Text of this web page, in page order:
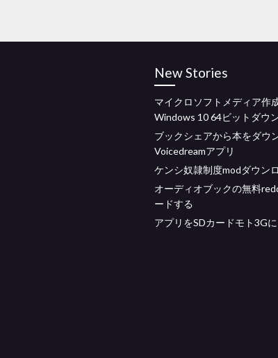
New Stories
マイクロソフトメディア作
Windows 10 64ビットダウ
ブックシェアから本をダウ
Voicedreamアプリ
ケンシ奴隷制度modダウン
オーディオブックの無料
ードする
アプリをSDカードモト3G